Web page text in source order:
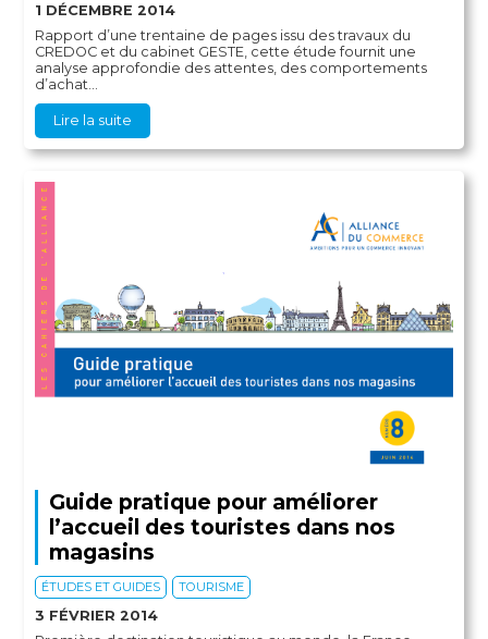
1 DÉCEMBRE 2014
Rapport d’une trentaine de pages issu des travaux du
CREDOC et du cabinet GESTE, cette étude fournit une
analyse approfondie des attentes, des comportements
d’achat...
Lire la suite
Guide pratique pour améliorer
l’accueil des touristes dans nos
magasins
ÉTUDES ET GUIDES TOURISME
3 FÉVRIER 2014